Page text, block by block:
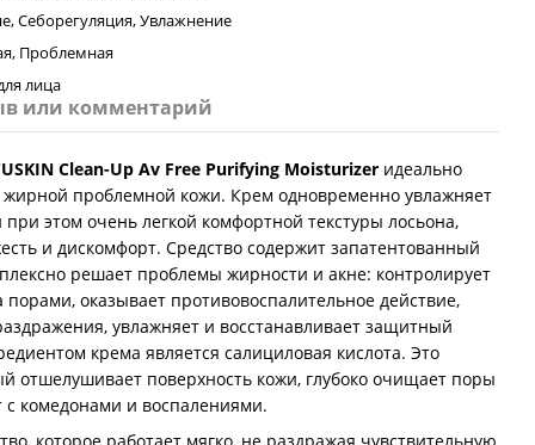
Себорегуляция, Увлажнение
Проблемная
лица
или комментарий
Clean-Up Av Free Purifying Moisturizer идеально
жирной проблемной кожи. Крем одновременно увлажняет
этом очень легкой комфортной текстуры лосьона,
и дискомфорт. Средство содержит запатентованный
решает проблемы жирности и акне: контролирует
оказывает противовоспалительное действие,
увлажняет и восстанавливает защитный
крема является салициловая кислота. Это
отшелушивает поверхность кожи, глубоко очищает поры
с комедонами и воспалениями.